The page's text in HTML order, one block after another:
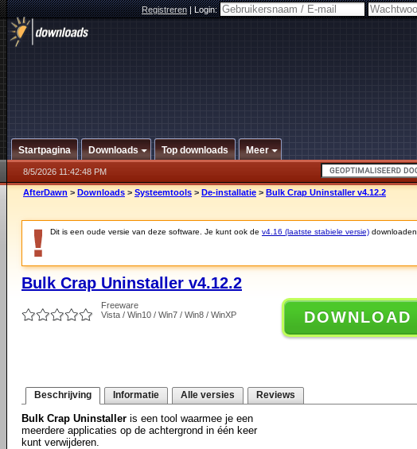
Registreren|Login:
Startpagina Downloads Top downloads Meer
8/5/2026 11:42:48 PM
AfterDawn > Downloads > Systeemtools > De-installatie > Bulk Crap Uninstaller v4.12.2
Dit is een oude versie van deze software. Je kunt ook de v4.16 (laatste stabiele versie) downloaden.
Bulk Crap Uninstaller v4.12.2
Freeware
Vista / Win10 / Win7 / Win8 / WinXP
DOWNLOAD
Beschrijving Informatie Alle versies Reviews
Bulk Crap Uninstaller is een tool waarmee je een
meerdere applicaties op de achtergrond in één keer
kunt verwijderen.